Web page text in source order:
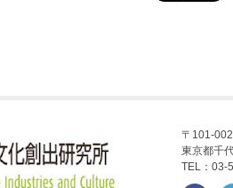
〒101-
東京都千
TEL：